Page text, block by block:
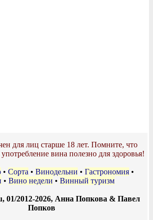
для лиц старше 18 лет. Помните, что
вина полезно для здоровья!
• Сорта • Винодельни • Гастрономия •
• Вино недели • Винный туризм
01/2012-2026, Анна Попкова & Павел
Попков